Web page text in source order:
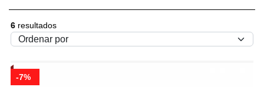
6 resultados
-7%